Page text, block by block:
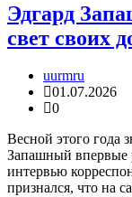
Эдгард
свет своих
uurmru
01.07.2026
0
Весной этого года
Запашный впервые
интервью
признался, что на